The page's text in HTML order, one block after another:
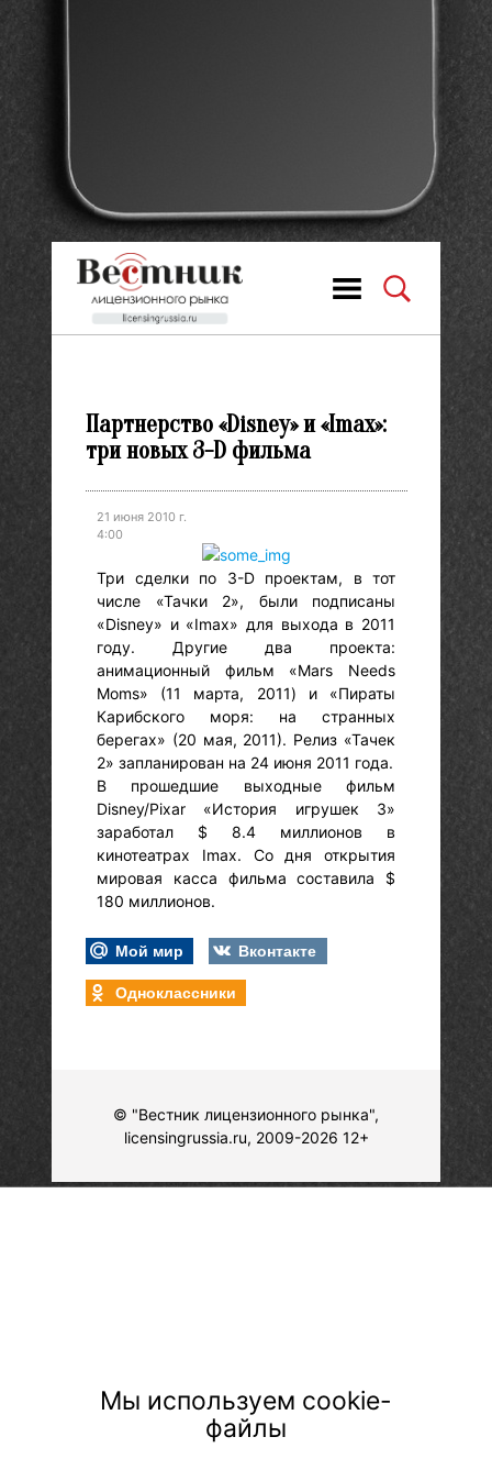
Партнерство «Disney» и «Imax»:
три новых 3-D фильма
21 июня 2010 г.
4:00
Три сделки по 3-D проектам, в тот
числе «Тачки 2», были подписаны
«Disney» и «Imax» для выхода в 2011
году. Другие два проекта:
анимационный фильм «Mars Needs
Moms» (11 марта, 2011) и «Пираты
Карибского моря: на странных
берегах» (20 мая, 2011). Релиз «Тачек
2» запланирован на 24 июня 2011 года.
В прошедшие выходные фильм
Disney/Pixar «История игрушек 3»
заработал $ 8.4 миллионов в
кинотеатрах Imax. Со дня открытия
мировая касса фильма составила $
180 миллионов.
Мой мир
Вконтакте
Одноклассники
© "Вестник лицензионного рынка",
licensingrussia.ru, 2009-2026 12+
Мы используем cookie-
файлы